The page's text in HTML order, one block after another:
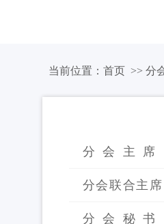
当前位置： 首页 >> 分
分会主席
分会联合主席
分会秘书